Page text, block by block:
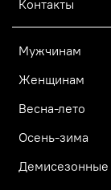
Контакты
Мужчинам
Женщинам
Весна-лето
Осень-зима
Демисезонные